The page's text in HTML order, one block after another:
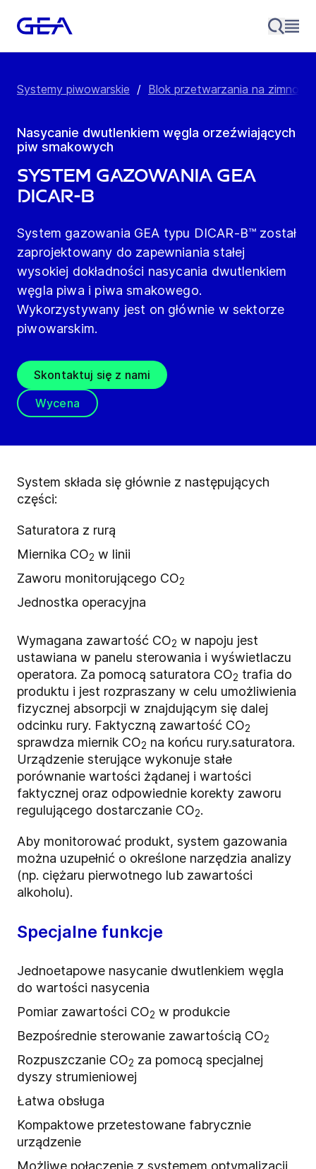
Systemy piwowarskie / Blok przetwarzania na zimno
Nasycanie dwutlenkiem węgla orzeźwiających
piw smakowych
System gazowania GEA
DICAR-B
System gazowania GEA typu DICAR-B™ został
zaprojektowany do zapewniania stałej
wysokiej dokładności nasycania dwutlenkiem
węgla piwa i piwa smakowego.
Wykorzystywany jest on głównie w sektorze
piwowarskim.
Skontaktuj się z nami
Wycena
System składa się głównie z następujących
części:
Saturatora z rurą
Miernika CO2 w linii
Zaworu monitorującego CO2
Jednostka operacyjna
Wymagana zawartość CO2 w napoju jest
ustawiana w panelu sterowania i wyświetlaczu
operatora. Za pomocą saturatora CO2 trafia do
produktu i jest rozpraszany w celu umożliwienia
fizycznej absorpcji w znajdującym się dalej
odcinku rury. Faktyczną zawartość CO2
sprawdza miernik CO2 na końcu rury.saturatora.
Urządzenie sterujące wykonuje stałe
porównanie wartości żądanej i wartości
faktycznej oraz odpowiednie korekty zaworu
regulującego dostarczanie CO2.
Aby monitorować produkt, system gazowania
można uzupełnić o określone narzędzia analizy
(np. ciężaru pierwotnego lub zawartości
alkoholu).
Specjalne funkcje
Jednoetapowe nasycanie dwutlenkiem węgla
do wartości nasycenia
Pomiar zawartości CO2 w produkcie
Bezpośrednie sterowanie zawartością CO2
Rozpuszczanie CO2 za pomocą specjalnej
dyszy strumieniowej
Łatwa obsługa
Kompaktowe przetestowane fabrycznie
urządzenie
Możliwe połączenie z systemem optymalizacji